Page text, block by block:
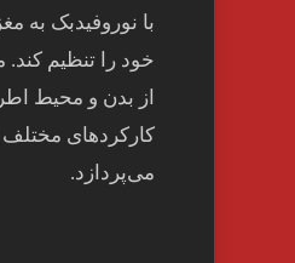
با نوروفیدبک به
خود را تنظيم كند.
از بدن و محيط
کارکردهای
می‌پردازد.